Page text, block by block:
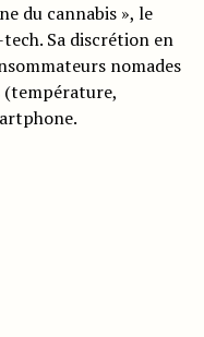
du cannabis », le
Sa discrétion en
nomades
(température,